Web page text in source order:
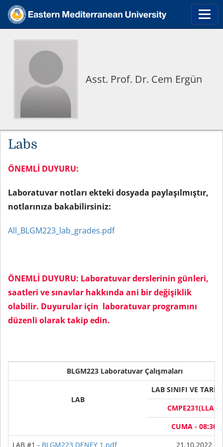
Asst. Prof. Dr. Cem Ergün
Labs
ÖNEMLİ DUYURU:
Laboratuvar notları ekteki dosyada paylaşılmıştır,
notlarınıza bakabilirsiniz:
All_BLGM223_lab_grades.pdf
ÖNEMLİ DUYURU: Laboratuvar derslerinin günleri,
saatleri ve sınavlar hakkında ani bir değişiklik
olabilir. Duyurular için laboratuvar programını
düzenli olarak takip edin.
BLGM223 Laboratuvar Çalışmaları
LAB
LAB SINIFI VE
CMPE231(LLAB)
CUMA - 08:30
LAB #1 - BLGM223 DENEY 1.pdf 21.10.2022